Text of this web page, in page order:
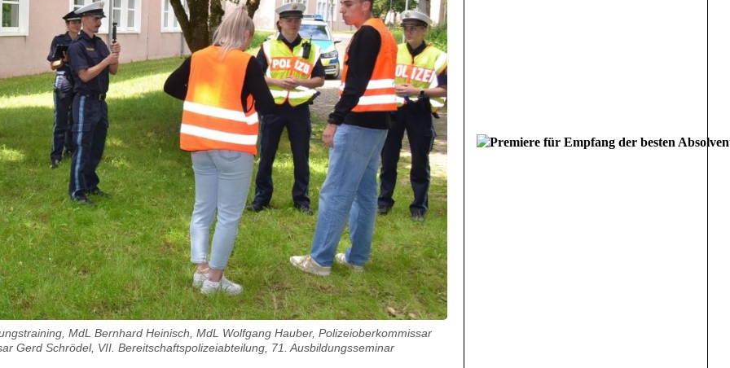
MdL Bernhard Heinisch, MdL Wolfgang Hauber, Polizeioberkommissar
Gerd Schrödel, VII. Bereitschaftspolizeiabteilung, 71. Ausbildungsseminar